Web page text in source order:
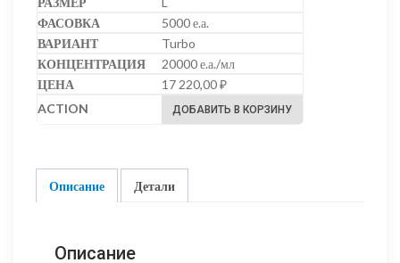
5000 е.а.
Turbo
20000 е.а./мл
17 220,00₽
ДОБАВИТЬ В КОРЗИНУ
Описание Детали
Описание